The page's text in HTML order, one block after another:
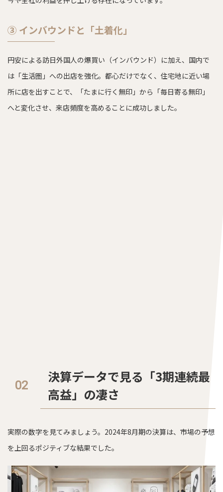
③ インバウンドと「土着化」
円安による訪日外国人の爆買い（インバウンド）に加え、国内で
は「生活圏」への出店を強化。都心だけでなく、住宅地に近い場
所に店を出すことで、「たまに行く無印」から「毎日寄る無印」
へと変化させ、来店頻度を高めることに成功しました。
決算データで見る「3期連続最
高益」の凄さ
実際の数字を見てみましょう。2024年8月期の決算は、市場の予想
を上回るポジティブな結果でした。